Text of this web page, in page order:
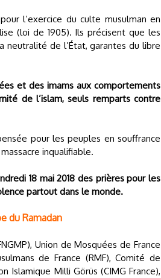
l’exercice du culte musulman en
(loi de 1905). Ils précisent que les
neutralité de l’État, garantes du libre
et des imams aux comportements
de l’islam, seuls remparts contre
pour les peuples en souffrance
inqualifiable.
18 mai 2018 des prières pour les
partout dans le monde.
du Ramadan
Union de Mosquées de France
de France (RMF), Comité de
Islamique Milli Görüs (CIMG France),